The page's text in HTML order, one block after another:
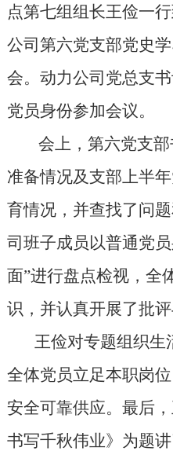
点第七组组长王俭一
公司第六党支部党史
会。动力公司党总支
党员身份参加会议。
会上，第六党支
准备情况及支部上半
育情况，并查找了问
司 班子成员 以普通党
面”进行盘点检视，全
识，并认真开展了批评
王俭对专题组织生
全体党员立足本职岗
安全可靠供应。最后
书写千秋伟业》为题